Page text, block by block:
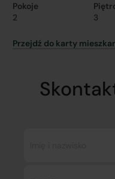
Pokoje
2
3
Przejdź do karty